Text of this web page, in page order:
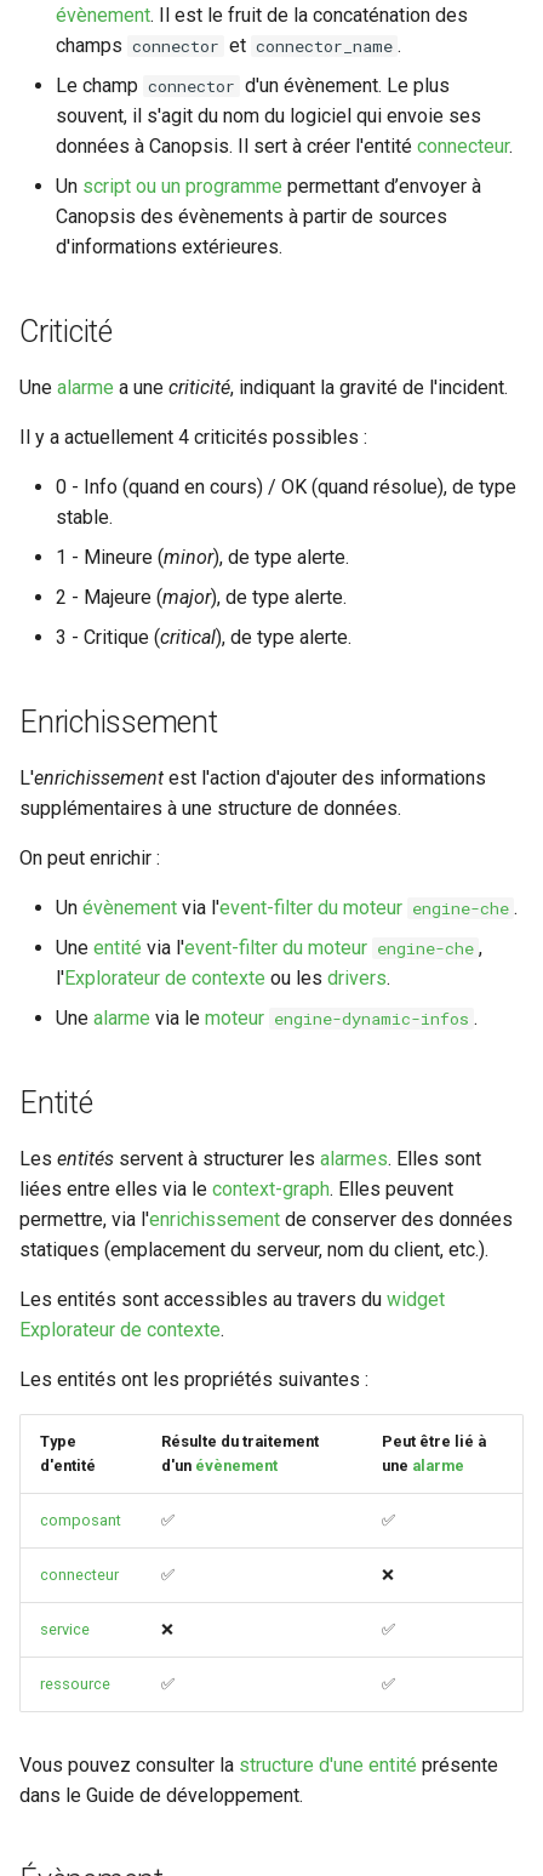
évènement. Il est le fruit de la concaténation des
champs connector et connector_name .
Le champ connector d'un évènement. Le plus
souvent, il s'agit du nom du logiciel qui envoie ses
données à Canopsis. Il sert à créer l'entité connecteur.
Un script ou un programme permettant d’envoyer à
Canopsis des évènements à partir de sources
d'informations extérieures.
Criticité
Une alarme a une criticité, indiquant la gravité de l'incident.
Il y a actuellement 4 criticités possibles :
0 - Info (quand en cours) / OK (quand résolue), de type
stable.
1 - Mineure (minor), de type alerte.
2 - Majeure (major), de type alerte.
3 - Critique (critical), de type alerte.
Enrichissement
L'enrichissement est l'action d'ajouter des informations
supplémentaires à une structure de données.
On peut enrichir :
Un évènement via l'event-filter du moteur engine-che .
Une entité via l'event-filter du moteur engine-che ,
l'Explorateur de contexte ou les drivers.
Une alarme via le moteur engine-dynamic-infos .
Entité
Les entités servent à structurer les alarmes. Elles sont
liées entre elles via le context-graph. Elles peuvent
permettre, via l'enrichissement de conserver des données
statiques (emplacement du serveur, nom du client, etc.).
Les entités sont accessibles au travers du widget
Explorateur de contexte.
Les entités ont les propriétés suivantes :
Type
d'entité
Résulte du traitement
d'un évènement
Peut être lié à
une alarme
composant ✅ ✅
connecteur ✅ ❌
service ❌ ✅
ressource ✅ ✅
Vous pouvez consulter la structure d'une entité présente
dans le Guide de développement.